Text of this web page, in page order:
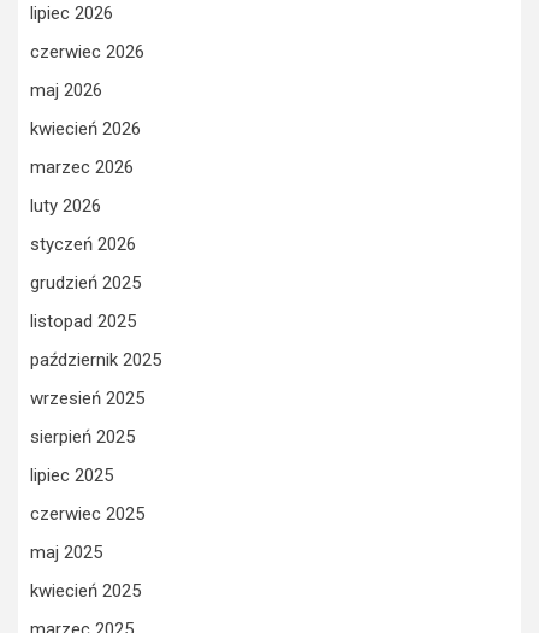
lipiec 2026
czerwiec 2026
maj 2026
kwiecień 2026
marzec 2026
luty 2026
styczeń 2026
grudzień 2025
listopad 2025
październik 2025
wrzesień 2025
sierpień 2025
lipiec 2025
czerwiec 2025
maj 2025
kwiecień 2025